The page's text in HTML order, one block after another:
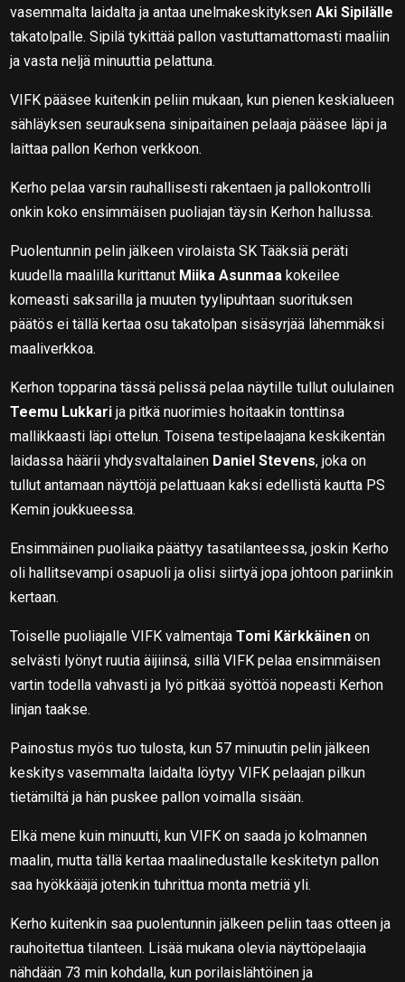
vasemmalta laidalta ja antaa unelmakeskityksenAki Sipilälle
takatolpalle. Sipilä tykittää pallon vastuttamattomasti maaliin
ja vasta neljä minuuttia pelattuna.
VIFK pääsee kuitenkin peliin mukaan, kun pienen keskialueen
sähläyksen seurauksena sinipaitainen pelaaja pääsee läpi ja
laittaa pallon Kerhon verkkoon.
Kerho pelaa varsin rauhallisesti rakentaen ja pallokontrolli
onkin koko ensimmäisen puoliajan täysin Kerhon hallussa.
Puolentunnin pelin jälkeen virolaista SK Tääksiä peräti
kuudella maalilla kurittanut Miika Asunmaa kokeilee
komeasti saksarilla ja muuten tyylipuhtaan suorituksen
päätös ei tällä kertaa osu takatolpan sisäsyrjää lähemmäksi
maaliverkkoa.
Kerhon topparina tässä pelissä pelaa näytille tullut oululainen
Teemu Lukkari ja pitkä nuorimies hoitaakin tonttinsa
mallikkaasti läpi ottelun. Toisena testipelaajana keskikentän
laidassa häärii yhdysvaltalainen Daniel Stevens, joka on
tullut antamaan näyttöjä pelattuaan kaksi edellistä kautta PS
Kemin joukkueessa.
Ensimmäinen puoliaika päättyy tasatilanteessa, joskin Kerho
oli hallitsevampi osapuoli ja olisi siirtyä jopa johtoon pariinkin
kertaan.
Toiselle puoliajalle VIFK valmentajaTomi Kärkkäinen on
selvästi lyönyt ruutia äijiinsä, sillä VIFK pelaa ensimmäisen
vartin todella vahvasti ja lyö pitkää syöttöä nopeasti Kerhon
linjan taakse.
Painostus myös tuo tulosta, kun 57 minuutin pelin jälkeen
keskitys vasemmalta laidalta löytyy VIFK pelaajan pilkun
tietämiltä ja hän puskee pallon voimalla sisään.
EIkä mene kuin minuutti, kun VIFK on saada jo kolmannen
maalin, mutta tällä kertaa maalinedustalle keskitetyn pallon
saa hyökkääjä jotenkin tuhrittua monta metriä yli.
Kerho kuitenkin saa puolentunnin jälkeen peliin taas otteen ja
rauhoitettua tilanteen. Lisää mukana olevia näyttöpelaajia
nähdään 73 min kohdalla, kun porilaislähtöinen ja